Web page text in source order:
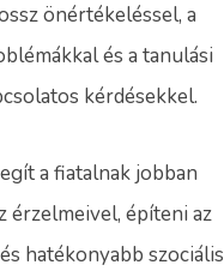
önértékeléssel, a
és a tanulási
kérdésekkel.
a fiatalnak jobban
érzelmeivel, építeni az
hatékonyabb szociális